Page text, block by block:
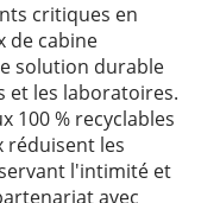
critiques en
de cabine
solution durable
et les laboratoires.
100 % recyclables
réduisent les
l'intimité et
avec